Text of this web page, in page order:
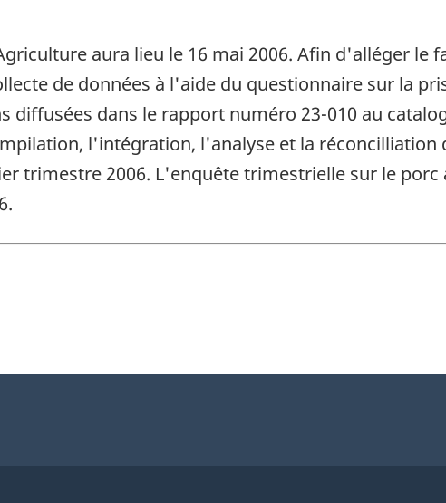
aura lieu le 16 mai 2006. Afin d'alléger le
de données à l'aide du questionnaire sur la
diffusées dans le rapport numéro 23-010 au
l'intégration, l'analyse et la réconcilliation
trimestre 2006. L'enquête trimestrielle sur le porc